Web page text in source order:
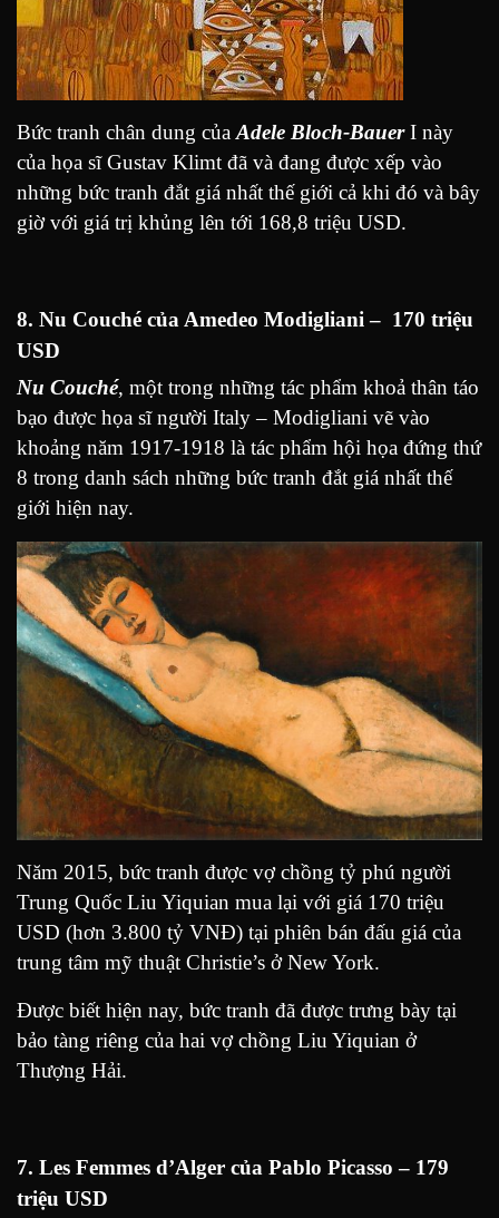
Bức tranh chân dung của Adele Bloch-BauerI này
của họa sĩ Gustav Klimt đã và đang được xếp vào
những bức tranh đắt giá nhất thế giới cả khi đó và bây
giờ với giá trị khủng lên tới 168,8 triệu USD.
8. Nu Couché của Amedeo Modigliani – 170 triệu
USD
Nu Couché, một trong những tác phẩm khoả thân táo
bạo được họa sĩ người Italy – Modigliani vẽ vào
khoảng năm 1917-1918 là tác phẩm hội họa đứng thứ
8 trong danh sách những bức tranh đắt giá nhất thế
giới hiện nay.
Năm 2015, bức tranh được vợ chồng tỷ phú người
Trung Quốc Liu Yiquian mua lại với giá 170 triệu
USD (hơn 3.800 tỷ VNĐ) tại phiên bán đấu giá của
trung tâm mỹ thuật Christie’s ở New York.
Được biết hiện nay, bức tranh đã được trưng bày tại
bảo tàng riêng của hai vợ chồng Liu Yiquian ở
Thượng Hải.
7. Les Femmes d’Alger của Pablo Picasso – 179
triệu USD